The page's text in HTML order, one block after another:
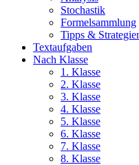
Stochastik
Formelsammlung
Tipps &
Textaufgaben
Nach Klasse
1. Klasse
2. Klasse
3. Klasse
4. Klasse
5. Klasse
6. Klasse
7. Klasse
8. Klasse